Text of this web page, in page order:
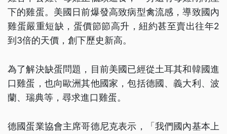
下的雞蛋。美國日前爆發高致病型禽流感，導致國內
雞蛋嚴重短缺，蛋價節節高升，紐約甚至賣出往年2
到3倍的天價，創下歷史新高。
為了解決缺蛋問題，目前美國已經從土耳其和韓國進
口雞蛋，也向歐洲其他國家，包括德國、義大利、波
蘭、瑞典等，尋求進口雞蛋。
德國蛋業協會主席哥德尼克表示，「我們國內基本上